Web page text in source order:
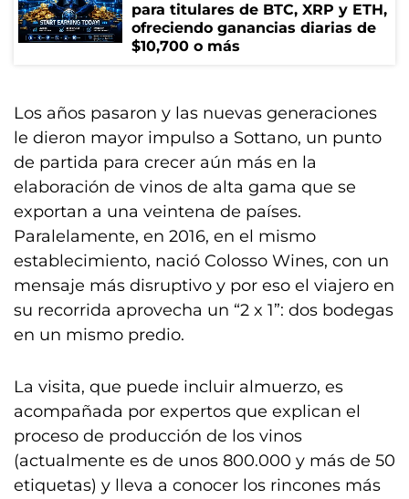
para titulares de BTC, XRP y ETH,
ofreciendo ganancias diarias de
$10,700 o más
Los años pasaron y las nuevas generaciones
le dieron mayor impulso a Sottano, un punto
de partida para crecer aún más en la
elaboración de vinos de alta gama que se
exportan a una veintena de países.
Paralelamente, en 2016, en el mismo
establecimiento, nació Colosso Wines, con un
mensaje más disruptivo y por eso el viajero en
su recorrida aprovecha un “2 x 1”: dos bodegas
en un mismo predio.
La visita, que puede incluir almuerzo, es
acompañada por expertos que explican el
proceso de producción de los vinos
(actualmente es de unos 800.000 y más de 50
etiquetas) y lleva a conocer los rincones más